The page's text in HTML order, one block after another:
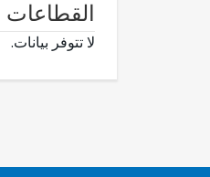
القطاعات
لا تتوفر بيانات.